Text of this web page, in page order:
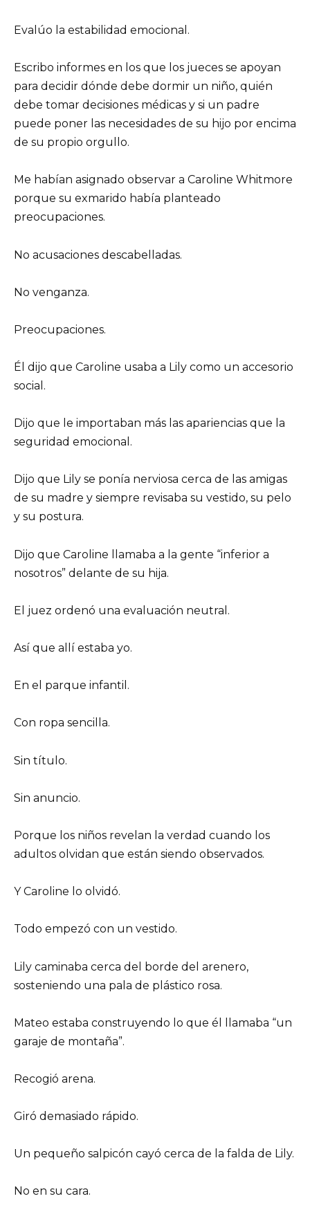
Evalúo la estabilidad emocional.
Escribo informes en los que los jueces se apoyan
para decidir dónde debe dormir un niño, quién
debe tomar decisiones médicas y si un padre
puede poner las necesidades de su hijo por encima
de su propio orgullo.
Me habían asignado observar a Caroline Whitmore
porque su exmarido había planteado
preocupaciones.
No acusaciones descabelladas.
No venganza.
Preocupaciones.
Él dijo que Caroline usaba a Lily como un accesorio
social.
Dijo que le importaban más las apariencias que la
seguridad emocional.
Dijo que Lily se ponía nerviosa cerca de las amigas
de su madre y siempre revisaba su vestido, su pelo
y su postura.
Dijo que Caroline llamaba a la gente “inferior a
nosotros” delante de su hija.
El juez ordenó una evaluación neutral.
Así que allí estaba yo.
En el parque infantil.
Con ropa sencilla.
Sin título.
Sin anuncio.
Porque los niños revelan la verdad cuando los
adultos olvidan que están siendo observados.
Y Caroline lo olvidó.
Todo empezó con un vestido.
Lily caminaba cerca del borde del arenero,
sosteniendo una pala de plástico rosa.
Mateo estaba construyendo lo que él llamaba “un
garaje de montaña”.
Recogió arena.
Giró demasiado rápido.
Un pequeño salpicón cayó cerca de la falda de Lily.
No en su cara.